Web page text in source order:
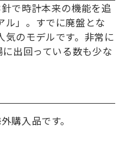
を続ける
へ進む
で時計本来の機能を追
ル」。すでに廃盤とな
気のモデルです。非常に
出回っている数も少な
購入品です。